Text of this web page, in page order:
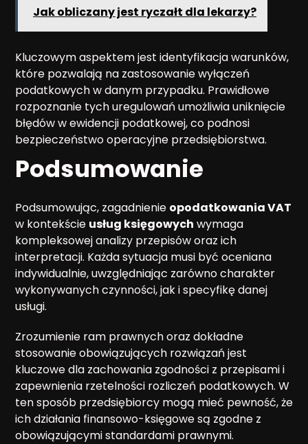
Jak obliczany jest ryczałt dla lekarzy?
Kluczowym aspektem jest identyfikacja warunków,
które pozwalają na zastosowanie wyłączeń
podatkowych w danym przypadku. Prawidłowe
rozpoznanie tych uregulowań umożliwia uniknięcie
błędów w ewidencji podatkowej, co podnosi
bezpieczeństwo operacyjne przedsiębiorstwa.
Podsumowanie
Podsumowując, zagadnienie opodatkowania VAT
w kontekście usług księgowych wymaga
kompleksowej analizy przepisów oraz ich
interpretacji. Każda sytuacja musi być oceniana
indywidualnie, uwzględniając zarówno charakter
wykonywanych czynności, jak i specyfikę danej
usługi.
Zrozumienie ram prawnych oraz dokładne
stosowanie obowiązujących rozwiązań jest
kluczowe dla zachowania zgodności z przepisami i
zapewnienia rzetelności rozliczeń podatkowych. W
ten sposób przedsiębiorcy mogą mieć pewność, że
ich działania finansowo-księgowe są zgodne z
obowiązującymi standardami prawnymi.